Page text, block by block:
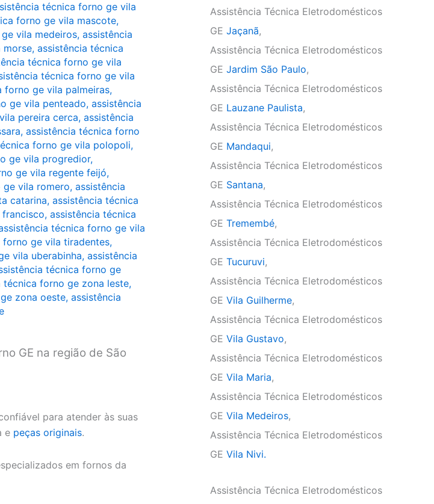
técnica forno ge vila
forno ge vila mascote,
vila medeiros, assistência
morse, assistência técnica
técnica forno ge vila
técnica forno ge vila
forno ge vila palmeiras,
ge vila penteado, assistência
pereira cerca, assistência
, assistência técnica forno
forno ge vila polopoli,
ge vila progredior,
ge vila regente feijó,
vila romero, assistência
catarina, assistência técnica
, assistência técnica
técnica forno ge vila
forno ge vila tiradentes,
vila uberabinha, assistência
técnica forno ge
técnica forno ge zona leste,
zona oeste, assistência
GE na região de São
para atender às suas
e peças originais.
em fornos da
Assistência Técnica Eletrodomésticos
GE Jaçanã,
Assistência Técnica Eletrodomésticos
GE Jardim São Paulo,
Assistência Técnica Eletrodomésticos
GE Lauzane Paulista,
Assistência Técnica Eletrodomésticos
GE Mandaqui,
Assistência Técnica Eletrodomésticos
GE Santana,
Assistência Técnica Eletrodomésticos
GE Tremembé,
Assistência Técnica Eletrodomésticos
GE Tucuruvi,
Assistência Técnica Eletrodomésticos
GE Vila Guilherme,
Assistência Técnica Eletrodomésticos
GE Vila Gustavo,
Assistência Técnica Eletrodomésticos
GE Vila Maria,
Assistência Técnica Eletrodomésticos
GE Vila Medeiros,
Assistência Técnica Eletrodomésticos
GE Vila Nivi.
Assistência Técnica Eletrodomésticos